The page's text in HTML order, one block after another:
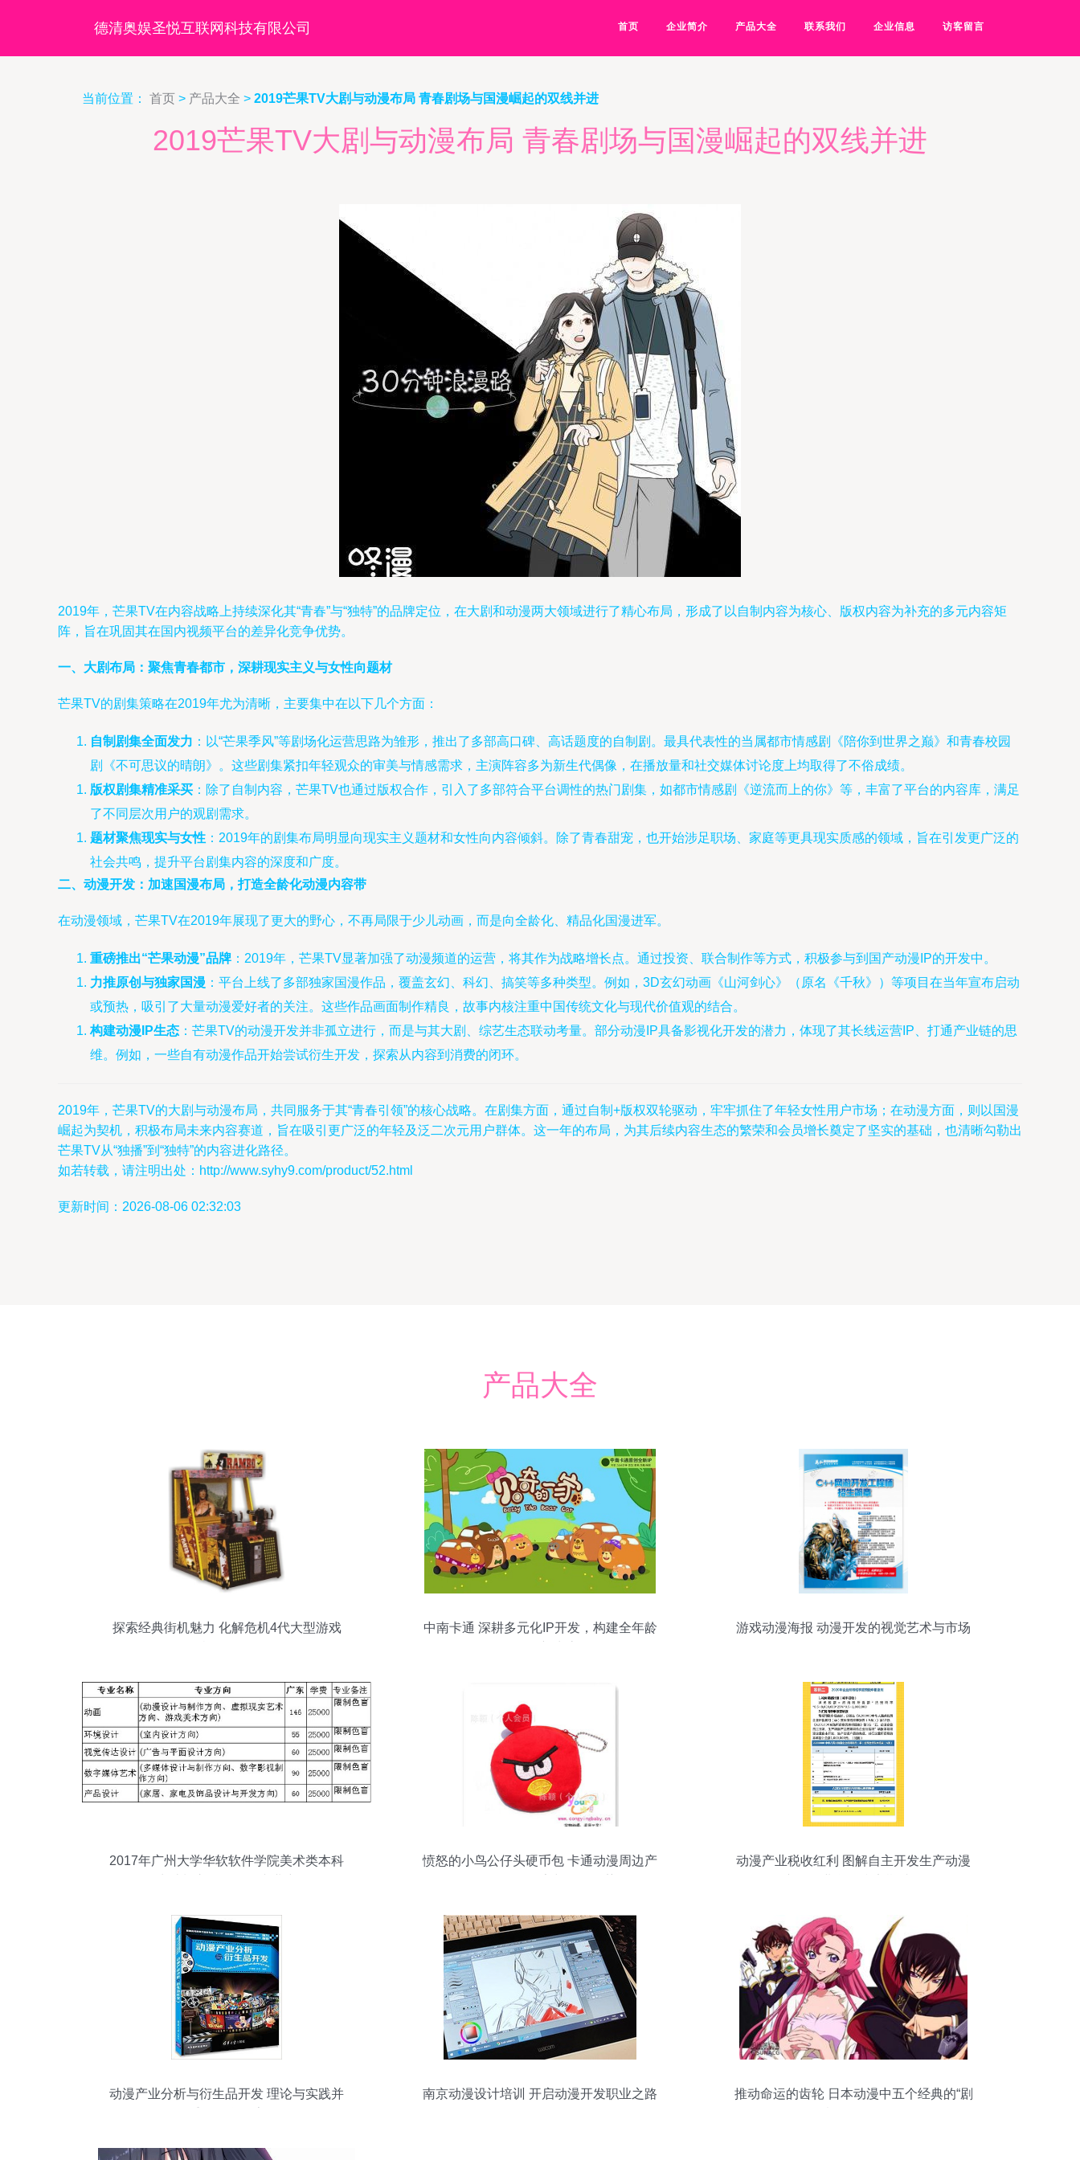
德清奥娱圣悦互联网科技有限公司 首页 企业简介 产品大全 联系我们 企业信息 访客留言
当前位置： 首页 > 产品大全 > 2019芒果TV大剧与动漫布局 青春剧场与国漫崛起的双线并进
2019芒果TV大剧与动漫布局 青春剧场与国漫崛起的双线并进
2019年，芒果TV在内容战略上持续深化其“青春”与“独特”的品牌定位，在大剧和动漫两大领域进行了精心布局，形成了以自制内容为核心、版权内容为补充的多元内容矩
阵，旨在巩固其在国内视频平台的差异化竞争优势。
一、大剧布局：聚焦青春都市，深耕现实主义与女性向题材
芒果TV的剧集策略在2019年尤为清晰，主要集中在以下几个方面：
自制剧集全面发力 ：以“芒果季风”等剧场化运营思路为雏形，推出了多部高口碑、高话题度的自制剧。最具代表性的当属都市情感剧《陪你到世界之巅》和青春校园
剧《不可思议的晴朗》。这些剧集紧扣年轻观众的审美与情感需求，主演阵容多为新生代偶像，在播放量和社交媒体讨论度上均取得了不俗成绩。
版权剧集精准采买 ：除了自制内容，芒果TV也通过版权合作，引入了多部符合平台调性的热门剧集，如都市情感剧《逆流而上的你》等，丰富了平台的内容库，满足
了不同层次用户的观剧需求。
题材聚焦现实与女性 ：2019年的剧集布局明显向现实主义题材和女性向内容倾斜。除了青春甜宠，也开始涉足职场、家庭等更具现实质感的领域，旨在引发更广泛的
社会共鸣，提升平台剧集内容的深度和广度。
二、动漫开发：加速国漫布局，打造全龄化动漫内容带
在动漫领域，芒果TV在2019年展现了更大的野心，不再局限于少儿动画，而是向全龄化、精品化国漫进军。
重磅推出“芒果动漫”品牌 ：2019年，芒果TV显著加强了动漫频道的运营，将其作为战略增长点。通过投资、联合制作等方式，积极参与到国产动漫IP的开发中。
力推原创与独家国漫 ：平台上线了多部独家国漫作品，覆盖玄幻、科幻、搞笑等多种类型。例如，3D玄幻动画《山河剑心》（原名《千秋》）等项目在当年宣布启动
或预热，吸引了大量动漫爱好者的关注。这些作品画面制作精良，故事内核注重中国传统文化与现代价值观的结合。
构建动漫IP生态 ：芒果TV的动漫开发并非孤立进行，而是与其大剧、综艺生态联动考量。部分动漫IP具备影视化开发的潜力，体现了其长线运营IP、打通产业链的思
维。例如，一些自有动漫作品开始尝试衍生开发，探索从内容到消费的闭环。
2019年，芒果TV的大剧与动漫布局，共同服务于其“青春引领”的核心战略。在剧集方面，通过自制+版权双轮驱动，牢牢抓住了年轻女性用户市场；在动漫方面，则以国漫
崛起为契机，积极布局未来内容赛道，旨在吸引更广泛的年轻及泛二次元用户群体。这一年的布局，为其后续内容生态的繁荣和会员增长奠定了坚实的基础，也清晰勾勒出
芒果TV从“独播”到“独特”的内容进化路径。
如若转载，请注明出处：http://www.syhy9.com/product/52.html
更新时间：2026-08-06 02:32:03
产品大全
探索经典街机魅力 化解危机4代大型游戏
中南卡通 深耕多元化IP开发，构建全年龄
游戏动漫海报 动漫开发的视觉艺术与市场
2017年广州大学华软软件学院美术类本科
愤怒的小鸟公仔头硬币包 卡通动漫周边产
动漫产业税收红利 图解自主开发生产动漫
动漫产业分析与衍生品开发 理论与实践并
南京动漫设计培训 开启动漫开发职业之路
推动命运的齿轮 日本动漫中五个经典的“剧